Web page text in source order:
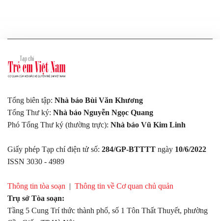
Tổng biên tập: Nhà báo Bùi Văn Khương
Tổng Thư ký: Nhà báo Nguyễn Ngọc Quang
Phó Tổng Thư ký (thường trực): Nhà báo Vũ Kim Linh
Giấy phép Tạp chí điện tử số: 284/GP-BTTTT ngày 10/6/2022
ISSN 3030 - 4989
Thông tin tòa soạn | Thông tin về Cơ quan chủ quản
Trụ sở Tòa soạn:
Tầng 5 Cung Trí thức thành phố, số 1 Tôn Thất Thuyết, phường